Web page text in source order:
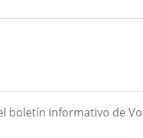
boletín informativo de